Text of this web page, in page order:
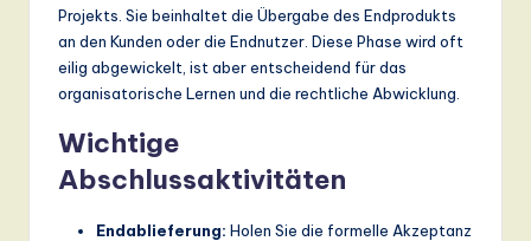
Projekts. Sie beinhaltet die Übergabe des Endprodukts
an den Kunden oder die Endnutzer. Diese Phase wird oft
eilig abgewickelt, ist aber entscheidend für das
organisatorische Lernen und die rechtliche Abwicklung.
Wichtige
Abschlussaktivitäten
Endablieferung: Holen Sie die formelle Akzeptanz